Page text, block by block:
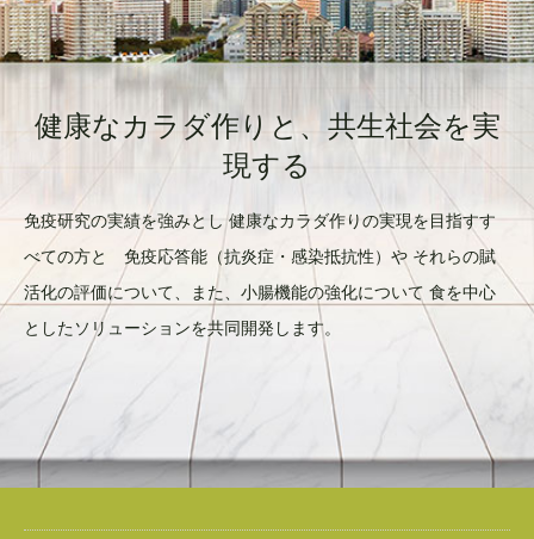
健康なカラダ作りと、共生社会を実
現する
免疫研究の実績を強みとし 健康なカラダ作りの実現を目指すす
べての方と 免疫応答能（抗炎症・感染抵抗性）や それらの賦
活化の評価について、また、小腸機能の強化について 食を中心
としたソリューションを共同開発します。